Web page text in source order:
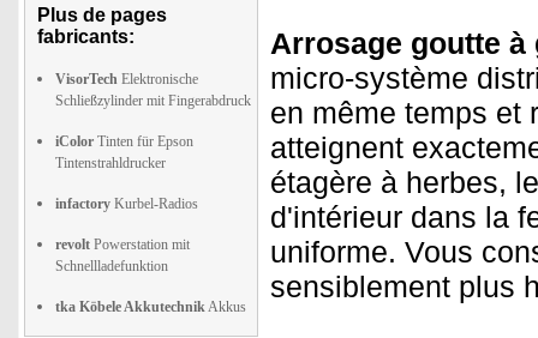
Plus de pages
fabricants:
VisorTech Elektronische
Schließzylinder mit Fingerabdruck
iColor Tinten für Epson
Tintenstrahldrucker
infactory Kurbel-Radios
revolt Powerstation mit
Schnellladefunktion
tka Köbele AkkutechnikAkkus
Arrosage goutte
micro-système
en même temps et
atteignent
étagère à herbes,
d'intérieur dans la
uniforme. Vous
sensiblement plus